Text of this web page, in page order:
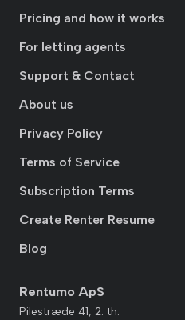
Pricing and how it works
For letting agents
Support & Contact
About us
Privacy Policy
Terms of Service
Subscription Terms
Create Renter Resume
Blog
Rentumo ApS
Pilestræde 41, 2. th.